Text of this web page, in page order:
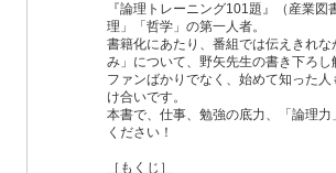
『論理トレーニング101題』（産業図
理」「哲学」の第一人者。
書籍化にあたり、番組では伝えきれな
み」について、野矢先生の書き下ろ
ファンばかりでなく、始めて知った
け合いです。
本書で、仕事、勉強の底力、「論理力
ください！
［もくじ］